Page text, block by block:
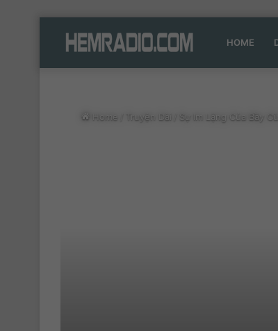
HOME
Home Truyện Dài Sự Im Lặng Của Bầy